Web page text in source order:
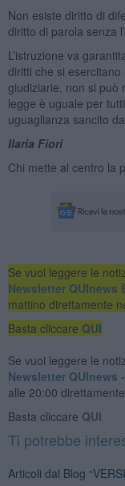
Non esiste diritto di
diritto di parola senza
L’istruzione va
diritti che si
giudiziarie, non si può
legge è uguale per
uguaglianza sancito
Ilaria Fiori
Chi mette al centro la
Se vuoi leggere le
Newsletter QUInews
mattino direttamente
Basta cliccare QUI
Se vuoi leggere le
Newsletter QUInews
alle 20:00
Basta cliccare QUI
Ti potrebbe
Articoli dal Blog